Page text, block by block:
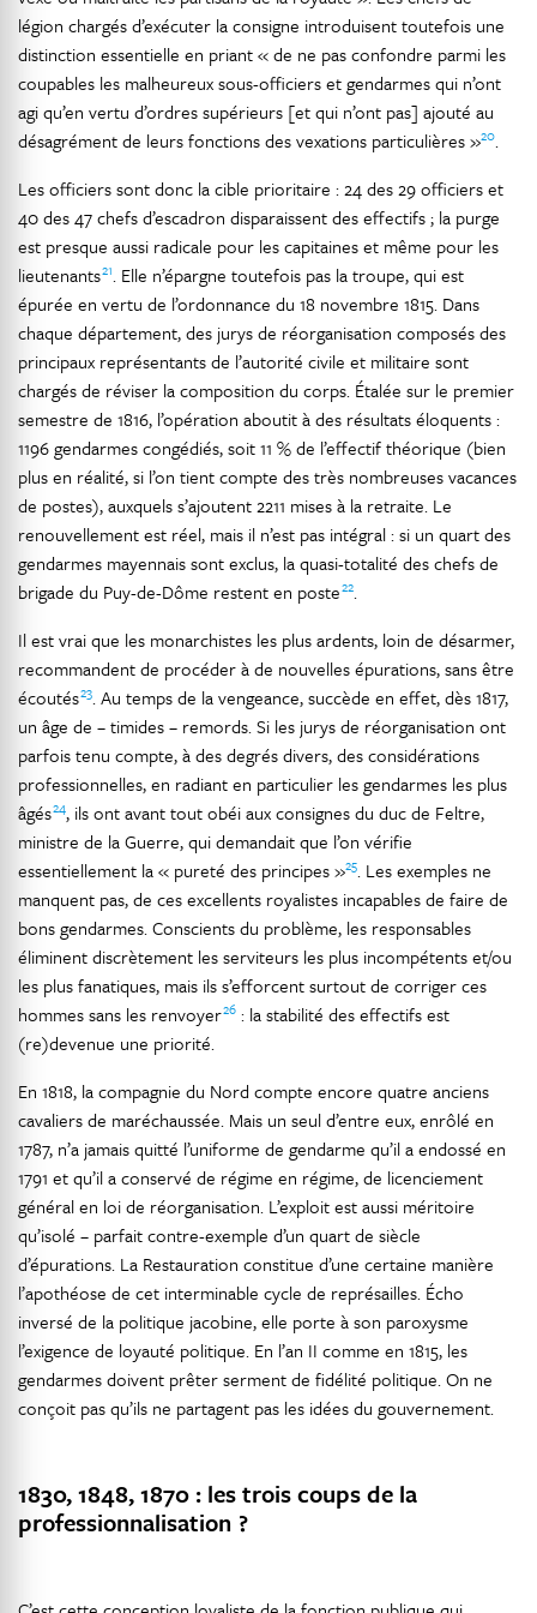
légion chargés d’exécuter la consigne introduisent toutefois une
distinction essentielle en priant « de ne pas confondre parmi les
coupables les malheureux sous-officiers et gendarmes qui n’ont
agi qu’en vertu d’ordres supérieurs [et qui n’ont pas] ajouté au
désagrément de leurs fonctions des vexations particulières »20.
Les officiers sont donc la cible prioritaire : 24 des 29 officiers et
40 des 47 chefs d’escadron disparaissent des effectifs ; la purge
est presque aussi radicale pour les capitaines et même pour les
lieutenants21. Elle n’épargne toutefois pas la troupe, qui est
épurée en vertu de l’ordonnance du 18 novembre 1815. Dans
chaque département, des jurys de réorganisation composés des
principaux représentants de l’autorité civile et militaire sont
chargés de réviser la composition du corps. Étalée sur le premier
semestre de 1816, l’opération aboutit à des résultats éloquents :
1196 gendarmes congédiés, soit 11 % de l’effectif théorique (bien
plus en réalité, si l’on tient compte des très nombreuses vacances
de postes), auxquels s’ajoutent 2211 mises à la retraite. Le
renouvellement est réel, mais il n’est pas intégral : si un quart des
gendarmes mayennais sont exclus, la quasi-totalité des chefs de
brigade du Puy-de-Dôme restent en poste22.
Il est vrai que les monarchistes les plus ardents, loin de désarmer,
recommandent de procéder à de nouvelles épurations, sans être
écoutés23. Au temps de la vengeance, succède en effet, dès 1817,
un âge de – timides – remords. Si les jurys de réorganisation ont
parfois tenu compte, à des degrés divers, des considérations
professionnelles, en radiant en particulier les gendarmes les plus
âgés24, ils ont avant tout obéi aux consignes du duc de Feltre,
ministre de la Guerre, qui demandait que l’on vérifie
essentiellement la « pureté des principes »25. Les exemples ne
manquent pas, de ces excellents royalistes incapables de faire de
bons gendarmes. Conscients du problème, les responsables
éliminent discrètement les serviteurs les plus incompétents et/ou
les plus fanatiques, mais ils s’efforcent surtout de corriger ces
hommes sans les renvoyer26 : la stabilité des effectifs est
(re)devenue une priorité.
En 1818, la compagnie du Nord compte encore quatre anciens
cavaliers de maréchaussée. Mais un seul d’entre eux, enrôlé en
1787, n’a jamais quitté l’uniforme de gendarme qu’il a endossé en
1791 et qu’il a conservé de régime en régime, de licenciement
général en loi de réorganisation. L’exploit est aussi méritoire
qu’isolé – parfait contre-exemple d’un quart de siècle
d’épurations. La Restauration constitue d’une certaine manière
l’apothéose de cet interminable cycle de représailles. Écho
inversé de la politique jacobine, elle porte à son paroxysme
l’exigence de loyauté politique. En l’an II comme en 1815, les
gendarmes doivent prêter serment de fidélité politique. On ne
conçoit pas qu’ils ne partagent pas les idées du gouvernement.
1830, 1848, 1870 : les trois coups de la
professionnalisation ?